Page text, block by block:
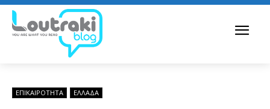
ΕΠΙΚΑΙΡΟΤΗΤΑ ΕΛΛΆΔΑ